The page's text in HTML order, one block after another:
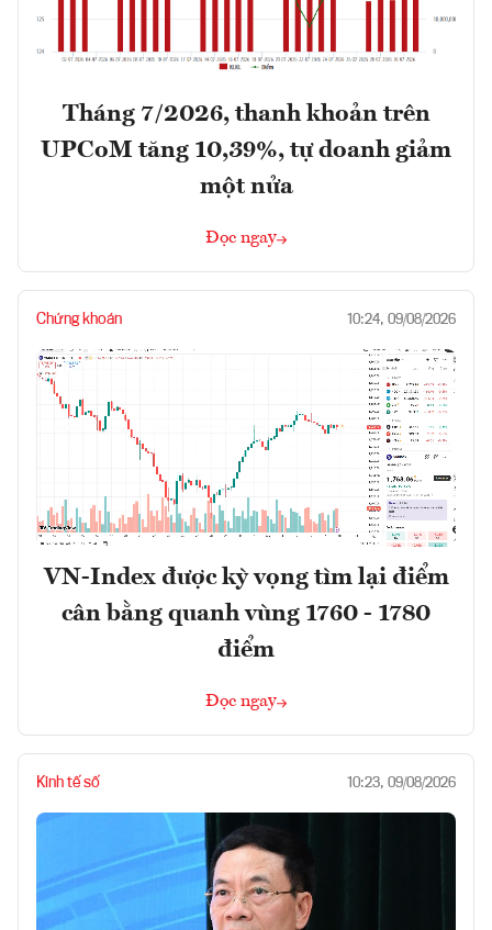
Tháng 7/2026, thanh khoản trên
UPCoM tăng 10,39%, tự doanh giảm
một nửa
Đọc ngay
Chứng khoán 10:24, 09/08/2026
VN-Index được kỳ vọng tìm lại điểm
cân bằng quanh vùng 1760 - 1780
điểm
Đọc ngay
Kinh tế số 10:23, 09/08/2026